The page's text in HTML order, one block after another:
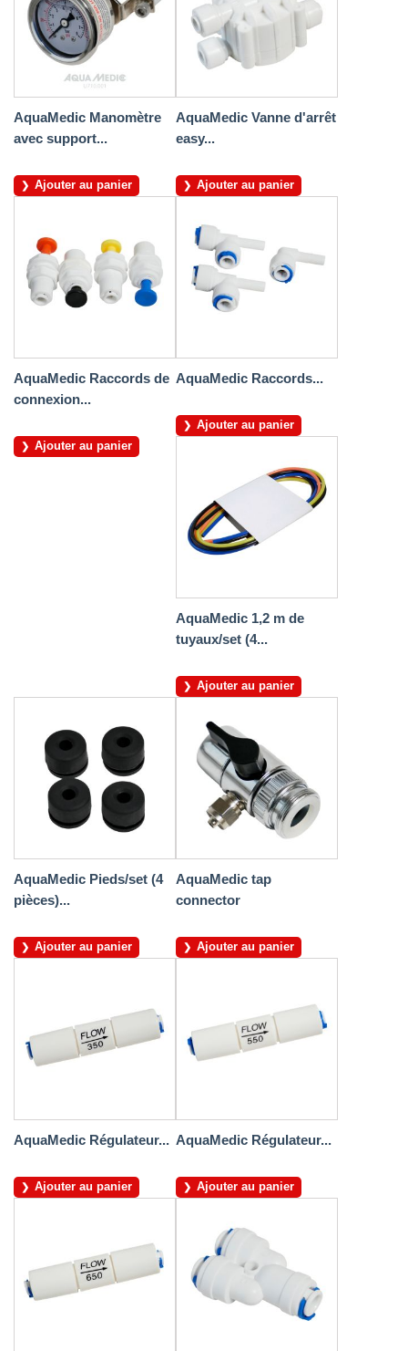
AquaMedic Manomètre
avec support...
Ajouter au panier
AquaMedic Vanne d'arrêt
easy...
Ajouter au panier
AquaMedic Raccords de
connexion...
Ajouter au panier
AquaMedic Raccords...
Ajouter au panier
AquaMedic 1,2 m de
tuyaux/set (4...
Ajouter au panier
AquaMedic Pieds/set (4
pièces)...
Ajouter au panier
AquaMedic tap
connector
Ajouter au panier
AquaMedic Régulateur...
Ajouter au panier
AquaMedic Régulateur...
Ajouter au panier